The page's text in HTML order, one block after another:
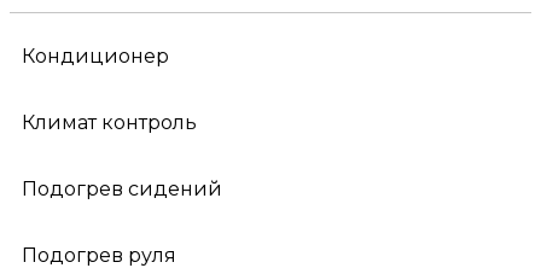
Кондиционер
Климат контроль
Подогрев сидений
Подогрев руля